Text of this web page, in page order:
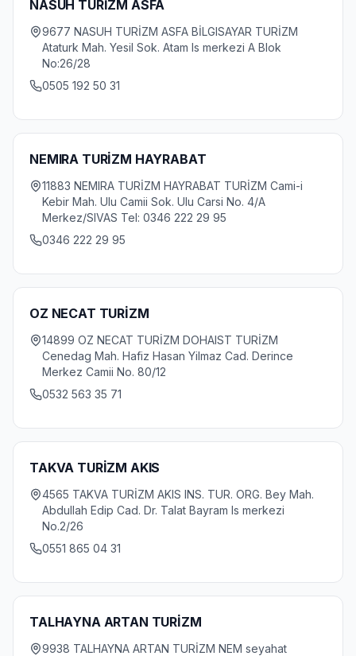
NASUH TURİZM ASFA
9677 NASUH TURİZM ASFA BİLGISAYAR TURİZM
Ataturk Mah. Yesil Sok. Atam Is merkezi A Blok
No:26/28
0505 192 50 31
NEMIRA TURİZM HAYRABAT
11883 NEMIRA TURİZM HAYRABAT TURİZM Cami-i
Kebir Mah. Ulu Camii Sok. Ulu Carsi No. 4/A
Merkez/SIVAS Tel: 0346 222 29 95
0346 222 29 95
OZ NECAT TURİZM
14899 OZ NECAT TURİZM DOHAIST TURİZM
Cenedag Mah. Hafiz Hasan Yilmaz Cad. Derince
Merkez Camii No. 80/12
0532 563 35 71
TAKVA TURİZM AKIS
4565 TAKVA TURİZM AKIS INS. TUR. ORG. Bey Mah.
Abdullah Edip Cad. Dr. Talat Bayram Is merkezi
No.2/26
0551 865 04 31
TALHAYNA ARTAN TURİZM
9938 TALHAYNA ARTAN TURİZM NEM seyahat